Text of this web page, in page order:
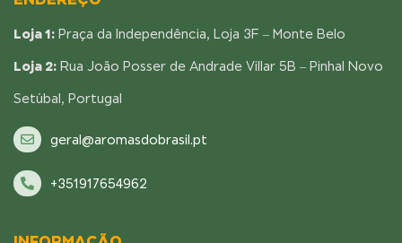
Loja 1: Praça da Independência, Loja 3F – Monte Belo
Loja 2: Rua João Posser de Andrade Villar 5B – Pinhal Novo
Setúbal, Portugal
geral@aromasdobrasil.pt
+351917654962